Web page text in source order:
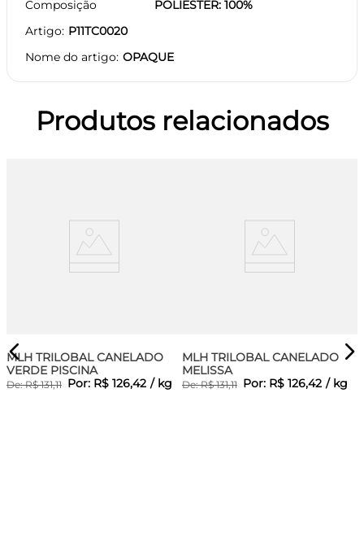
Composição
POLIESTER: 100%
Artigo P11TC0020
Nome do artigo OPAQUE
Produtos relacionados
MLH TRILOBAL CANELADO
VERDE PISCINA
De:R$ 131,11 Por: R$ 126,42 / kg
MLH TRILOBAL CANELADO
MELISSA
De:R$ 131,11 Por: R$ 126,42 / kg